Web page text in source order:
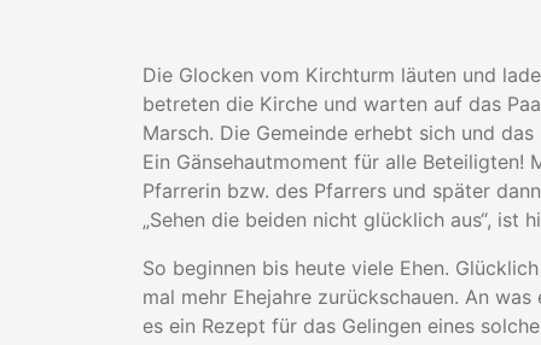
Die Glocken vom Kirchturm läuten und
betreten die Kirche und warten auf das
Marsch. Die Gemeinde erhebt sich und
Ein Gänsehautmoment für alle Beteiligten!
Pfarrerin bzw. des Pfarrers und später
„Sehen die beiden nicht glücklich aus“, ist
So beginnen bis heute viele Ehen.
mal mehr Ehejahre zurückschauen. An
es ein Rezept für das Gelingen eines